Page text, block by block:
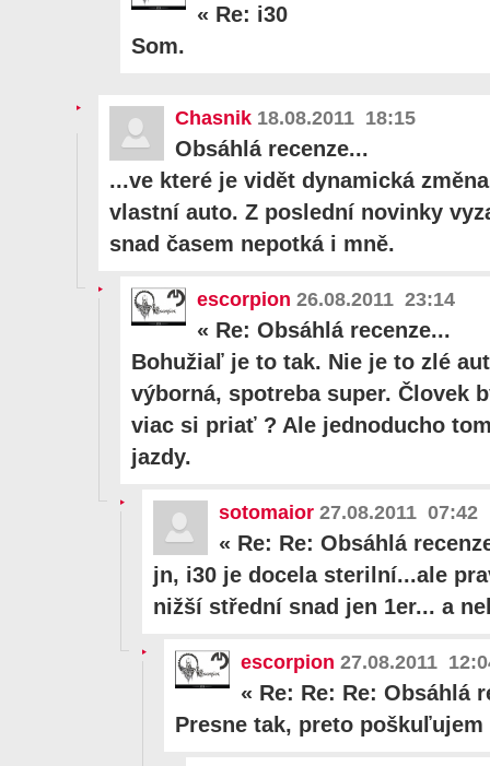
« Re: i30
Som.
Chasnik 18.08.2011 18:15
Obsáhlá recenze...
...ve které je vidět dynamická
vlastní auto. Z poslední novinky
snad časem nepotká i mně.
escorpion 26.08.2011 23:14
« Re: Obsáhlá recenze...
Bohužiaľ je to tak. Nie je to zlé
výborná, spotreba super. Človek
viac si priať ? Ale jednoducho
jazdy.
sotomaior 27.08.2011 07:42
« Re: Re: Obsáhlá
jn, i30 je docela sterilní...ale
nižší střední snad jen 1er... a
escorpion 27.08.2011
« Re: Re: Re: Obsáhlá
Presne tak, preto